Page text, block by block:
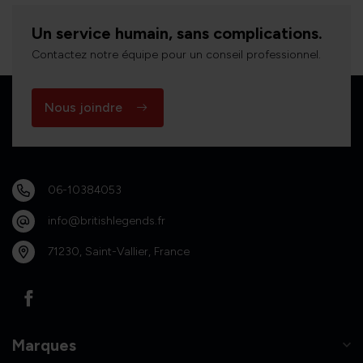
Un service humain, sans complications.
Contactez notre équipe pour un conseil professionnel.
Nous joindre
06-10384053
info@britishlegends.fr
71230, Saint-Vallier, France
Marques